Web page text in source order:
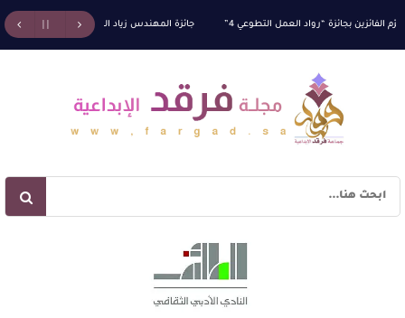
بجائزة “رواد العمل التطوعي 4” جائزة المهندس زياد الزهراني للتفوق العلمي تكرّم
آليات البناء الاستهلالي في رواية : ( على كف رتويت ) للدكتورة زينب الخضيري